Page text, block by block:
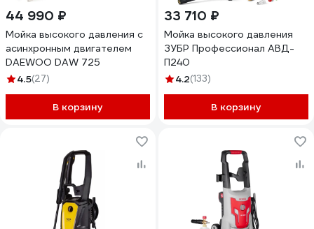
44 990 ₽
Мойка высокого давления с
асинхронным двигателем
DAEWOO DAW 725
4.5(27)
В корзину
33 710 ₽
Мойка высокого давления
ЗУБР Профессионал АВД-
П240
4.2(133)
В корзину